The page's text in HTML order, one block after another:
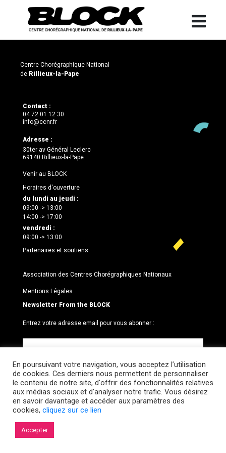
Centre Chorégraphique National
de Rillieux-la-Pape
Contact :
04 72 01 12 30
info@ccnr.fr
Adresse :
30ter av Général Leclerc
69140 Rillieux-la-Pape
Venir au BLOCK
Horaires d'ouverture
du lundi au jeudi :
09:00 -> 13:00
14:00 -> 17:00
vendredi :
09:00 -> 13:00
Partenaires et soutiens
Association des Centres Chorégraphiques Nationaux
Mentions Légales
Newsletter From the BLOCK
Entrez votre adresse email pour vous abonner :
© 2026 Le BLOCK · CCNR. Tous droits réservés.
En poursuivant votre navigation, vous acceptez l’utilisation
de cookies. Ces derniers nous permettent de personnaliser
le contenu de notre site, d'offrir des fonctionnalités relatives
aux médias sociaux et d'analyser notre trafic. Vous désirez
en savoir davantage et accéder aux paramètres des
cookies, cliquez sur ce lien
Accepter